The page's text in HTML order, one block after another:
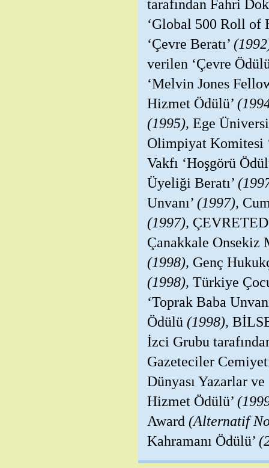
tarafından Fahri
‘Global 500 Roll of
‘Çevre Beratı’
verilen ‘Çevre
‘Melvin Jones
Hizmet Ödülü’
(1995), Ege
Olimpiyat Komitesi
Vakfı ‘Hoşgörü
Üyeliği Beratı’
Unvanı’ (1997),
(1997), ÇEVRETED
Çanakkale Onsekiz
(1998), Genç
(1998), Türkiye
‘Toprak Baba
Ödülü (1998),
İzci Grubu
Gazeteciler
Dünyası Yazarlar ve
Hizmet Ödülü’
Award (Alternatif
Kahramanı Ödülü’